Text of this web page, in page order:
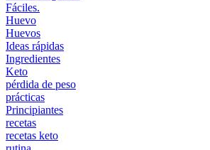
Fáciles.
Huevo
Huevos
Ideas rápidas
Ingredientes
Keto
pérdida de peso
prácticas
Principiantes
recetas
recetas keto